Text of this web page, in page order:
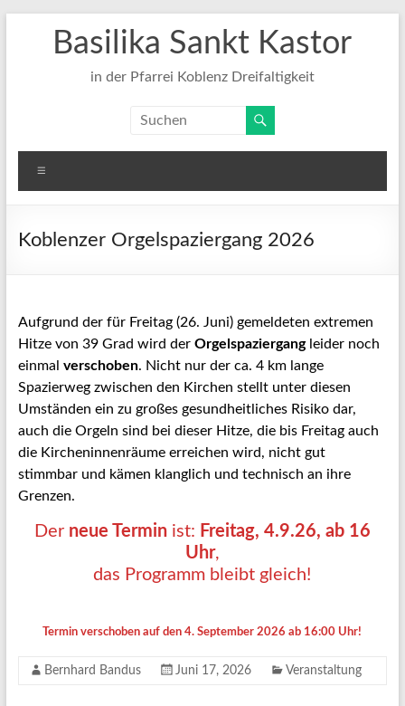
springenBasilika Sankt Kastor
in der Pfarrei Koblenz Dreifaltigkeit
Koblenzer Orgelspaziergang 2026
Aufgrund der für Freitag (26. Juni) gemeldeten extremen
Hitze von 39 Grad wird der Orgelspaziergangleider noch
einmal verschoben. Nicht nur der ca. 4 km lange
Spazierweg zwischen den Kirchen stellt unter diesen
Umständen ein zu großes gesundheitliches Risiko dar,
auch die Orgeln sind bei dieser Hitze, die bis Freitag auch
die Kircheninnenräume erreichen wird, nicht gut
stimmbar und kämen klanglich und technisch an ihre
Grenzen.
Der neue Terminist: Freitag, 4.9.26, ab 16
Uhr,
das Programm bleibt gleich!
Termin verschoben auf den 4. September 2026 ab 16:00 Uhr!
Bernhard Bandus Juni 17, 2026 Veranstaltung